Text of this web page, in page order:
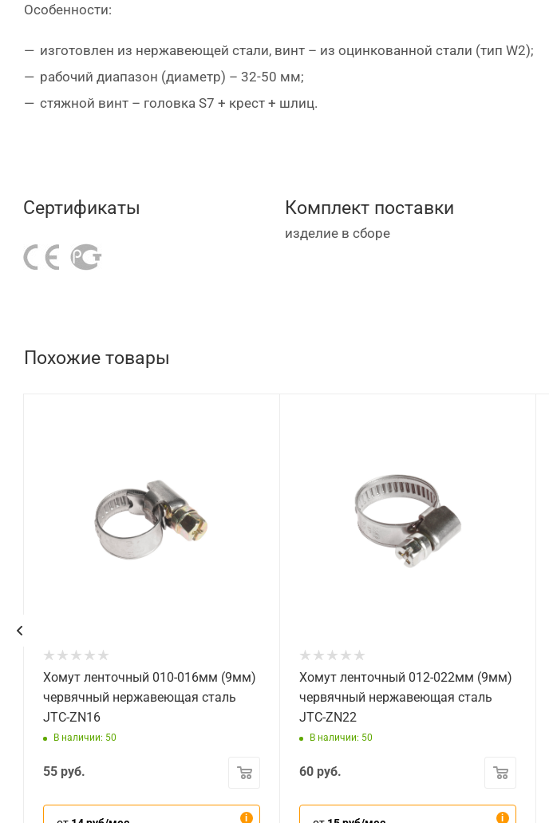
Особенности:
изготовлен из нержавеющей стали, винт – из оцинкованной стали (тип W2);
рабочий диапазон (диаметр) – 32-50 мм;
стяжной винт – головка S7 + крест + шлиц.
Сертификаты Комплект поставки
изделие в сборе
Похожие товары
Хомут ленточный 010-016мм (9мм)
червячный нержавеющая сталь
JTC-ZN16
В наличии: 50
55 руб.
Хомут ленточный 012-022мм (9мм)
червячный нержавеющая сталь
JTC-ZN22
В наличии: 50
60 руб.